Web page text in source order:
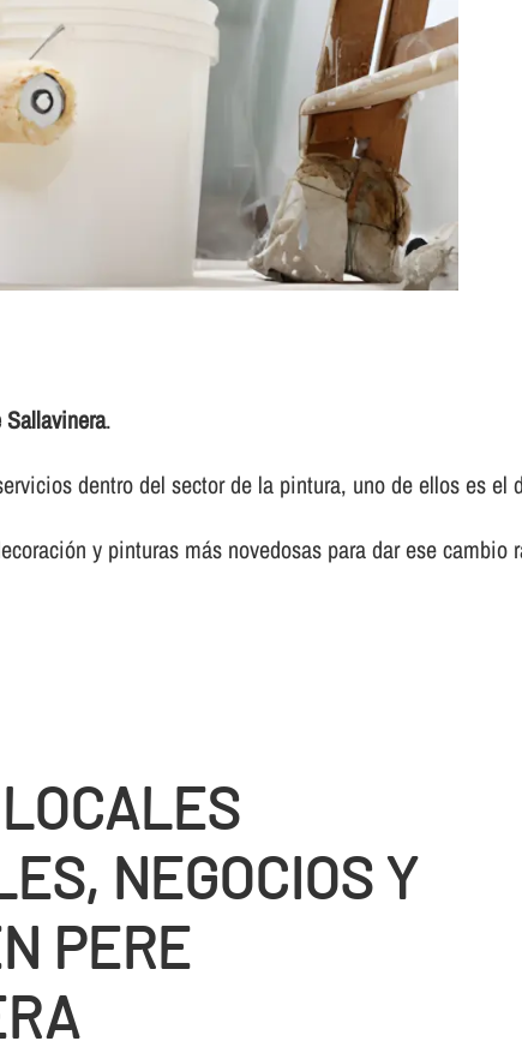
Sallavinera.
dentro del sector de la pintura, uno de ellos es
y pinturas más novedosas para dar ese
NEGOCIOS Y
PERE